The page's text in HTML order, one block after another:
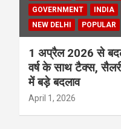
GOVERNMENT
INDIA
NEW DELHI
POPULAR
1 अप्रैल 2026 से बदले
वर्ष के साथ टैक्स,
में बड़े बदलाव
April 1, 2026